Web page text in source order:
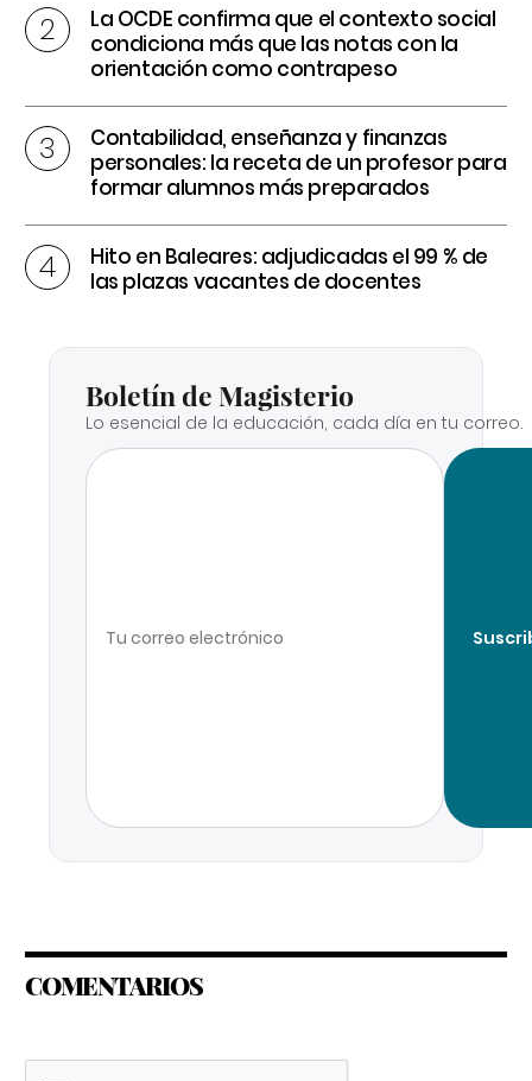
La OCDE confirma que el contexto social
condiciona más que las notas con la
orientación como contrapeso
Contabilidad, enseñanza y finanzas
personales: la receta de un profesor para
formar alumnos más preparados
Hito en Baleares: adjudicadas el 99 % de
las plazas vacantes de docentes
Boletín de Magisterio
Lo esencial de la educación, cada día en tu correo.
COMENTARIOS